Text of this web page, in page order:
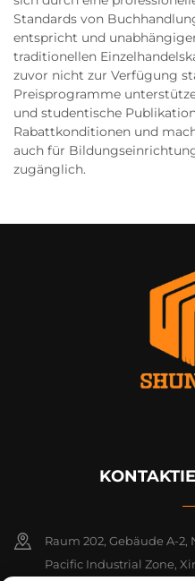
Standards von
entspricht und
traditionellen
zuvor nicht zur Verfügung
Preisprogramme
und studentische
Rabattkonditionen und
auch für
zugänglich.
Raum 202, Gebäude A-2,
Pacific Industrial Zone,